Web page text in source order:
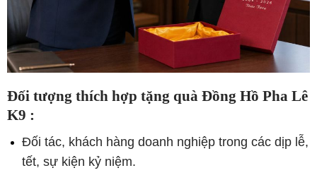
Đối tượng thích hợp tặng quà Đồng Hồ Pha Lê
K9 :
Đối tác, khách hàng doanh nghiệp trong các dịp lễ,
tết, sự kiện kỷ niệm.